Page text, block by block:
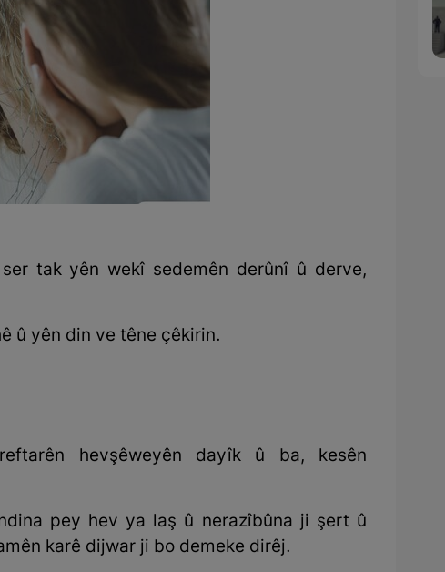
tak yên wekî sedemên derûnî û derve,
û yên din ve têne çêkirin.
hevşêweyên dayîk û ba, kesên
pey hev ya laş û nerazîbûna ji şert û
karê dijwar ji bo demeke dirêj.